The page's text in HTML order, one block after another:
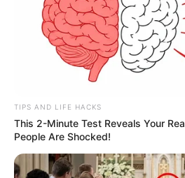
TIPS AND LIFE HACKS
This 2-Minute Test Reveals Your
People Are Shocked!